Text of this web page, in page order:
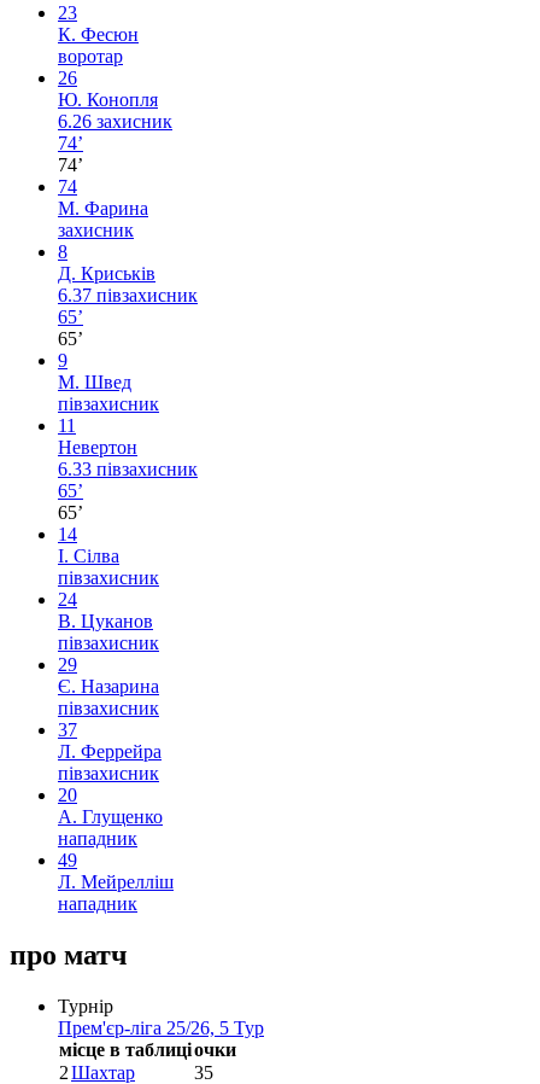
23
К. Фесюн
воротар
26
Ю. Конопля
6.26 захисник
74’
74’
74
М. Фарина
захисник
8
Д. Криськів
6.37 півзахисник
65’
65’
9
М. Швед
півзахисник
11
Невертон
6.33 півзахисник
65’
65’
14
І. Сілва
півзахисник
24
В. Цуканов
півзахисник
29
Є. Назарина
півзахисник
37
Л. Феррейра
півзахисник
20
А. Глущенко
нападник
49
Л. Мейрелліш
нападник
про матч
Турнір
Прем'єр-ліга 25/26, 5 Тур
місце в таблиціочки
2Шахтар
35